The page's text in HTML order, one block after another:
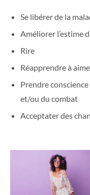
Se libérer de la
Améliorer l’estime
Rire
Réapprendre à
Prendre
et/ou du combat
Acceptater des